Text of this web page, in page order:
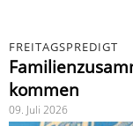
FREITAGSPREDIGT
kommen
09. Juli 2026